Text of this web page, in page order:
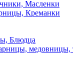
Масленки
Креманки
Блюдца
медовницы,